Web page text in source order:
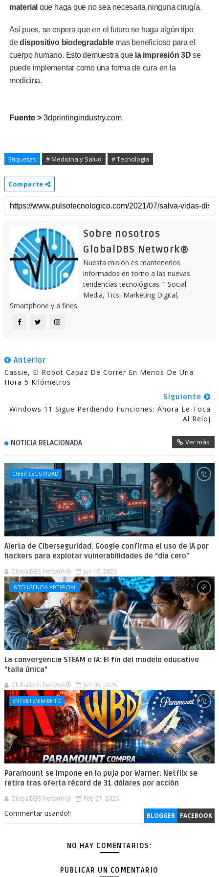
material que haga que no sea necesaria ninguna cirugía.
Así pues, se espera que en el futuro se haga algún tipo
dedispositivo biodegradablemas beneficioso para el
cuerpo humano. Esto demuestra quela impresión 3D se
puede implementar como una forma de cura en la
medicina.
Fuente > 3dprintingindustry.com
Etiquetas # Medicina y Salud # Tecnología
Comparte
Sobre nosotros
GlobalDBS Network®
Nuesta misión es mantenerlos
informados en torno a las nuevas
tendencias tecnológicas: " Social
Media, Tics, Marketing Digital,
Smartphone y a fines.
Anterior
Cassie, El Robot Capaz De Correr En Menos De Una
Hora 5 Kilómetros
Siguiente
Windows 11 Sigue Perdiendo Funciones: Ahora Le Toca
Al Reloj
NOTICIA RELACIONADA Ver más
CIBER SEGURIDAD
Alerta de Ciberseguridad: Google confirma el uso de IA por
hackers para explotar vulnerabilidades de “día cero”
GlobalDBS Network® Jun 10, 2026
INTELIGENCIA ARTIFICIAL
La convergencia STEAM e IA: El fin del modelo educativo
"talla única"
GlobalDBS Network® Jun 09, 2026
ENTRETENIMIENTO
Paramount se impone en la puja por Warner: Netflix se
retira tras oferta récord de 31 dólares por acción
GlobalDBS Network® Feb 27, 2026
BLOGGER FACEBOOK
Commentar usando!!
NO HAY COMENTARIOS:
PUBLICAR UN COMENTARIO